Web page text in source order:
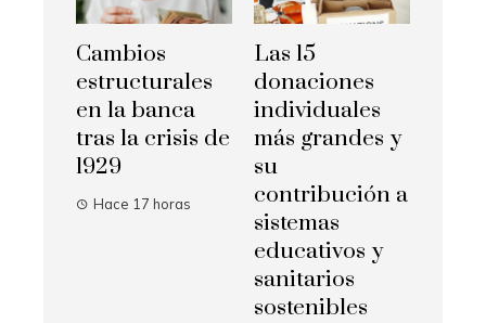
Cambios
estructurales
en la banca
tras la crisis de
1929
Hace 17 horas
Las 15
donaciones
individuales
más grandes y
su
contribución a
sistemas
educativos y
sanitarios
sostenibles